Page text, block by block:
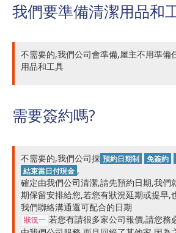
我們要準備清潔用品和
不需要的,我們公司會準備,屋主不用準備
用品和工具
需要簽約嗎?
不需要的,我們公司採 預約日期制 免簽約
結束當日付現金 ,
確定由我們公司清潔,請先預約日期,我們
期保留安排給您,若您有狀況延期或提早,
我們聯絡溝通還可配合的日期
狀況一 若您有請很多家公司報價,請您務